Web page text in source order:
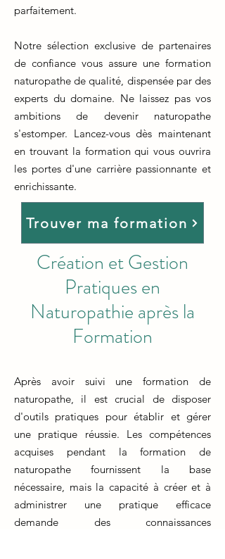
parfaitement.
Notre sélection exclusive de partenaires
de confiance vous assure une formation
naturopathe de qualité, dispensée par des
experts du domaine. Ne laissez pas vos
ambitions de devenir naturopathe
s'estomper. Lancez-vous dès maintenant
en trouvant la formation qui vous ouvrira
les portes d'une carrière passionnante et
enrichissante.
Trouver ma formation
Création et Gestion
Pratiques en
Naturopathie après la
Formation
Après avoir suivi une formation de
naturopathe, il est crucial de disposer
d'outils pratiques pour établir et gérer
une pratique réussie. Les compétences
acquises pendant la formation de
naturopathe fournissent la base
nécessaire, mais la capacité à créer et à
administrer une pratique efficace
demande des connaissances